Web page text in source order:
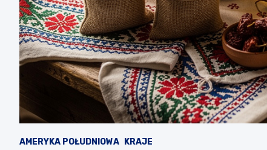
AMERYKA POŁUDNIOWA KRAJE